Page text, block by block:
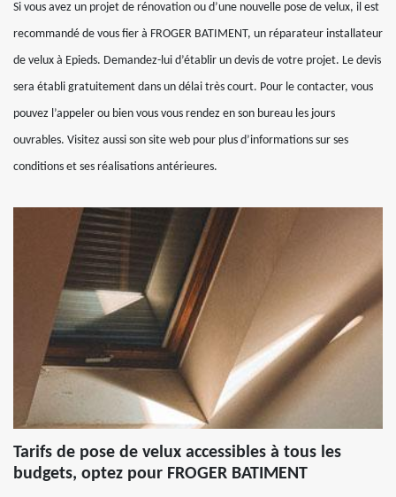
Si vous avez un projet de rénovation ou d’une nouvelle pose de velux, il est
recommandé de vous fier à FROGER BATIMENT, un réparateur installateur
de velux à Epieds. Demandez-lui d’établir un devis de votre projet. Le devis
sera établi gratuitement dans un délai très court. Pour le contacter, vous
pouvez l’appeler ou bien vous vous rendez en son bureau les jours
ouvrables. Visitez aussi son site web pour plus d’informations sur ses
conditions et ses réalisations antérieures.
Tarifs de pose de velux accessibles à tous les
budgets, optez pour FROGER BATIMENT